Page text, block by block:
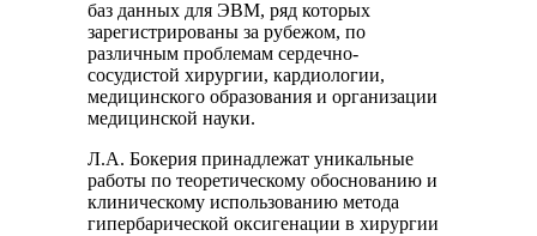
баз данных для ЭВМ, ряд которых
зарегистрированы за рубежом, по
различным проблемам сердечно-
сосудистой хирургии, кардиологии,
медицинского образования и организации
медицинской науки.
Л.А. Бокерия принадлежат уникальные
работы по теоретическому обоснованию и
клиническому использованию метода
гипербарической оксигенации в хирургии